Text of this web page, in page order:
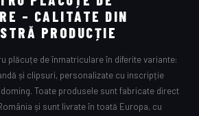
– CALITATE DIN
PRODUCȚIE
plăcuțe de înmatriculare în diferite variante:
și clipsuri, personalizate cu inscripție
Toate produsele sunt fabricate direct
și sunt livrate în toată Europa, cu